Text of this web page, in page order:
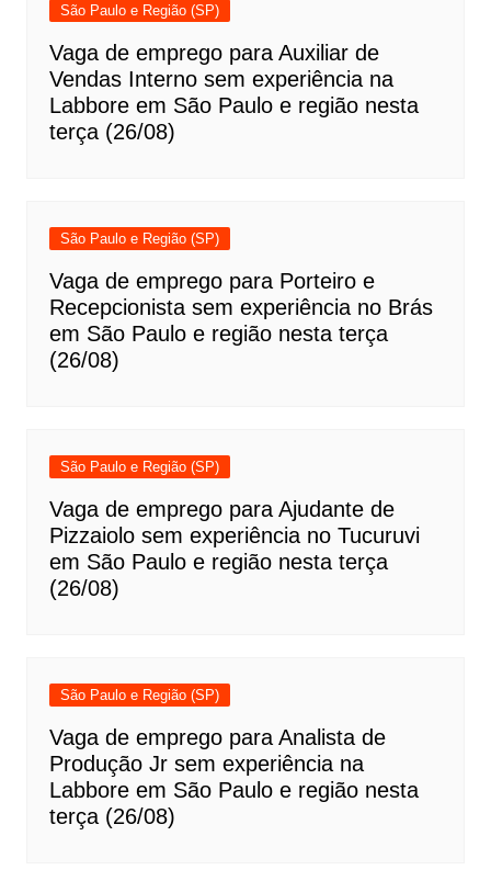
São Paulo e Região (SP)
Vaga de emprego para Auxiliar de
Vendas Interno sem experiência na
Labbore em São Paulo e região nesta
terça (26/08)
São Paulo e Região (SP)
Vaga de emprego para Porteiro e
Recepcionista sem experiência no Brás
em São Paulo e região nesta terça
(26/08)
São Paulo e Região (SP)
Vaga de emprego para Ajudante de
Pizzaiolo sem experiência no Tucuruvi
em São Paulo e região nesta terça
(26/08)
São Paulo e Região (SP)
Vaga de emprego para Analista de
Produção Jr sem experiência na
Labbore em São Paulo e região nesta
terça (26/08)